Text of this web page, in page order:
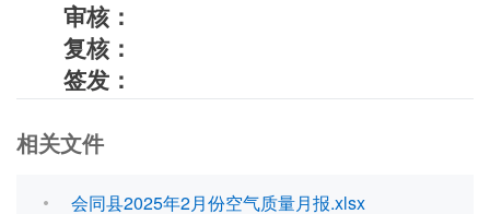
审核：
复核：
签发：
相关文件
会同县2025年2月份空气质量月报.xlsx